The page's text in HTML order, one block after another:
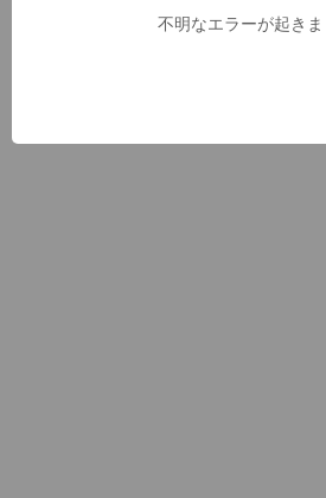
不明なエラーが起きま